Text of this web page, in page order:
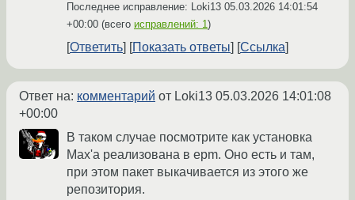
Последнее исправление: Loki13 05.03.2026 14:01:54
+00:00 (всего исправлений: 1)
Ответить Показать ответы Ссылка
Ответ на: комментарий от Loki13 05.03.2026 14:01:08
+00:00
В таком случае посмотрите как установка
Max'а реализована в epm. Оно есть и там,
при этом пакет выкачивается из этого же
репозитория.